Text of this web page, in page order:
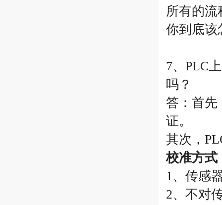
所有的
你到底该
7、PLC
吗？
答：首先
证。
其次，
校准方式
1、传感
2、不对